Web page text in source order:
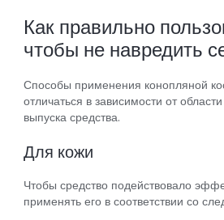
Как правильно
чтобы не навредить
Способы применения конопляной
отличаться в зависимости от
выпуска средства.
Для кожи
Чтобы средство подействовало
применять его в соответствии со